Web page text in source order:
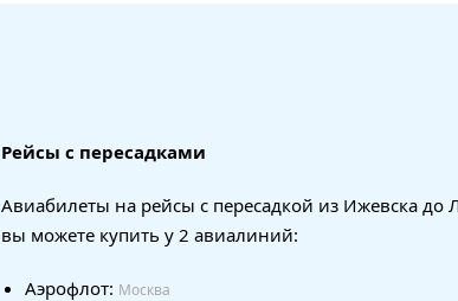
Рейсы с пересадками
Авиабилеты на рейсы с пересадкой из Ижевска до
вы можете купить у 2 авиалиний:
Аэрофлот: Москва